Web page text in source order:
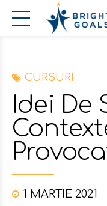
CURSURI
Idei De
1 MARTIE 2021